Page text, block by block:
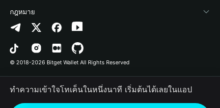
ติดต่อเรา
ทรัพยากรข้อมูลของแบรนด์
อาชีพ
Altcoin Season Index
Prediction Markets
DApp
RWA
ลิสต์โปรเจกต์
การตรวจจับการอนุญาต
การตรวจจับสัญญา
การโอนเป็นชุด
Arbitrum
Avalanche
Bitcoin
Polygon
กฎหมาย
นโยบายความเป็นส่วนตัว
ข้อตกลงในการใช้บริการ
© 2018-2026 Bitget Wallet All Rights Reserved
ทำความเข้าใจโทเค็นในหนึ่งนาที เริ่มต้นได้เลยในแอป